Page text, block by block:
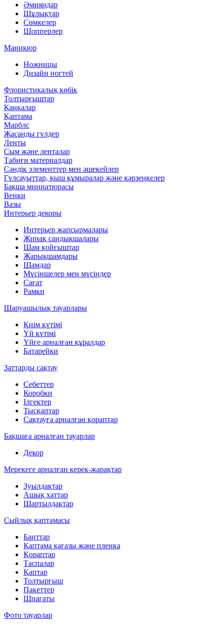
Әмияндар
Шұлықтар
Сөмкелер
Шопперлер
Маникюр
Ножницы
Дизайн ногтей
Флористикалық көбік
Толтырғыштар
Қаңқалар
Қаптама
Марблс
Жасанды гүлдер
Ленты
Сым және ленталар
Табиғи материалдар
Сәндік элементтер мен әшекейлер
Гүлсауыттар, қыш құмыралар және кәрзеңкелер
Бақша миниатюрасы
Венки
Вазы
Интерьер декоры
Интерьер жапсырмалары
Жинақ сандықшалары
Шам қойғыштар
Жарықшамдары
Шамдар
Мүсіншелер мен мүсіндер
Сағат
Рамки
Шаруашылық тауарлары
Киім күтімі
Үй күтімі
Үйге арналған құралдар
Батарейки
Заттарды сақтау
Себеттер
Коробки
Ілгектер
Тысқаптар
Сақтауға арналған қораптар
Бақшаға арналған тауарлар
Декор
Мерекеге арналған керек-жарақтар
Зуылдақтар
Ашық хаттар
Шартылдақтар
Сыйлық қаптамасы
Банттар
Қаптама қағазы және пленка
Қораптар
Таспалар
Қаптар
Толтырғыш
Пакеттер
Шпагаты
Фото тауарлар